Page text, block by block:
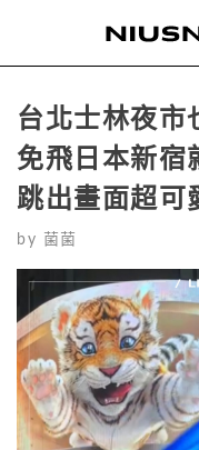
台北士林夜市
免飛日本新宿
跳出畫面超可
by 菌菌